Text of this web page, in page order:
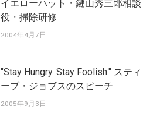
イエローハット・鍵山秀三郎相談
役・掃除研修
2004年4月7日
"Stay Hungry. Stay Foolish." スティ
ーブ・ジョブスのスピーチ
2005年9月3日